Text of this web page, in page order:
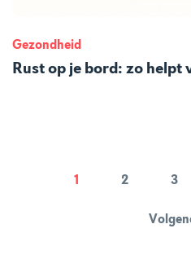
Gezondheid
Rust op je bord: zo helpt
1 2 3